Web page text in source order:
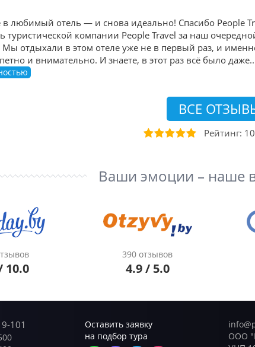
любимый отель — и снова идеально! Спасибо People
туристической компании People Travel за наш
Мы отдыхали в этом отеле уже не в первый раз, и
и внимательно. И знаете, в этот раз всё было даже
ВСЕ
Рейтинг: 10
Ваши эмоции – наше
10.0
390 отзывов
4.9 / 5.0
101
Оставить заявку
на подбор тура
ООО